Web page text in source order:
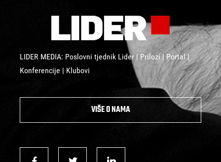
LIDER MEDIA: Poslovni tjednik Lider | Prilozi | Portal |
Konferencije | Klubovi
VIŠE O NAMA